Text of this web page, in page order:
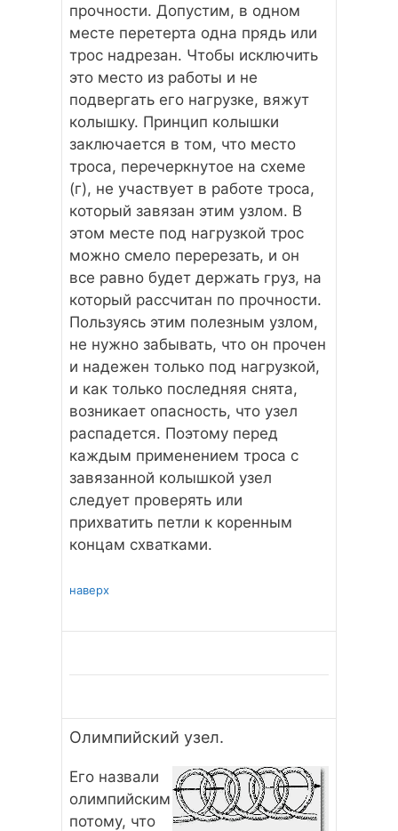
прочности. Допустим, в одном
месте перетерта одна прядь или
трос надрезан. Чтобы исключить
это место из работы и не
подвергать его нагрузке, вяжут
колышку. Принцип колышки
заключается в том, что место
троса, перечеркнутое на схеме
(г), не участвует в работе троса,
который завязан этим узлом. В
этом месте под нагрузкой трос
можно смело перерезать, и он
все равно будет держать груз, на
который рассчитан по прочности.
Пользуясь этим полезным узлом,
не нужно забывать, что он прочен
и надежен только под нагрузкой,
и как только последняя снята,
возникает опасность, что узел
распадется. Поэтому перед
каждым применением троса с
завязанной колышкой узел
следует проверять или
прихватить петли к коренным
концам схватками.
наверх
Олимпийский узел.
Его назвали
олимпийским
потому, что